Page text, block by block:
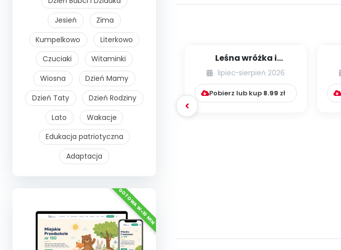
Jesień
Zima
Kumpelkowo
Literkowo
Czuciaki
Witaminki
Wiosna
Dzień Mamy
Dzień Taty
Dzień Rodziny
Lato
Wakacje
Edukacja patriotyczna
Adaptacja
Leśna wróżka i
przyjaciele
lipiec-sierpień 2026
Pobierz lub kup 8.99 zł